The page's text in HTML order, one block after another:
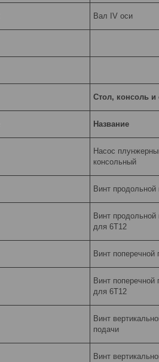
Вал IV оси
Стол, консоль и
Название
Насос
консольный
Винт продольной
Винт продольной
для 6Т12
Винт поперечной
Винт поперечной
для 6Т12
Винт
подачи
Винт